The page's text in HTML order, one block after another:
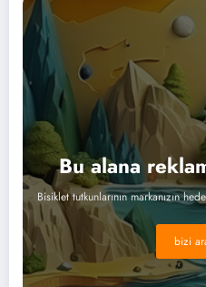
Bu alana
Bisiklet tutkunlarının markanızın
bizi